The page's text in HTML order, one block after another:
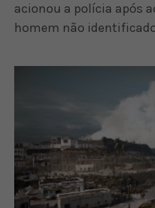
acionou a polícia após
homem não